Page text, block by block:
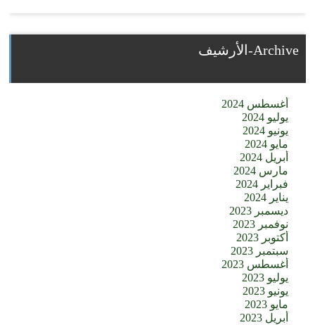
Archive-الأرشيف
أغسطس 2024
يوليو 2024
يونيو 2024
مايو 2024
أبريل 2024
مارس 2024
فبراير 2024
يناير 2024
ديسمبر 2023
نوفمبر 2023
أكتوبر 2023
سبتمبر 2023
أغسطس 2023
يوليو 2023
يونيو 2023
مايو 2023
أبريل 2023